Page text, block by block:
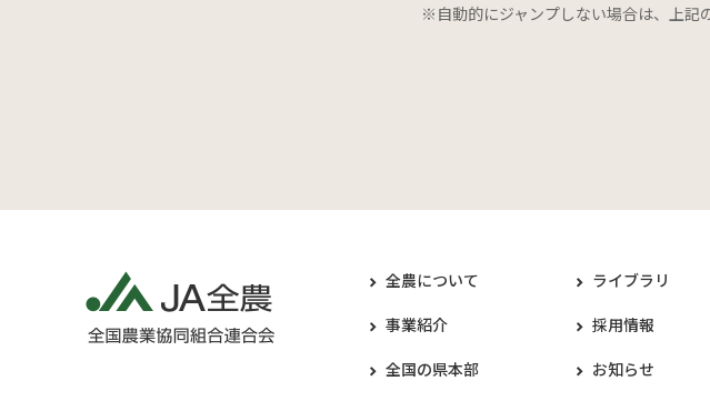
※自動的にジャンプしない場合は、上記
全農について
事業紹介
全国の県本部
ライブラリ
採用情報
お知らせ